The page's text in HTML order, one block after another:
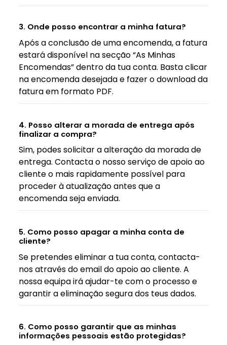
3. Onde posso encontrar a minha fatura?
Após a conclusão de uma encomenda, a fatura
estará disponível na secção “As Minhas
Encomendas” dentro da tua conta. Basta clicar
na encomenda desejada e fazer o download da
fatura em formato PDF.
4. Posso alterar a morada de entrega após
finalizar a compra?
Sim, podes solicitar a alteração da morada de
entrega. Contacta o nosso serviço de apoio ao
cliente o mais rapidamente possível para
proceder à atualização antes que a
encomenda seja enviada.
5. Como posso apagar a minha conta de
cliente?
Se pretendes eliminar a tua conta, contacta-
nos através do email do apoio ao cliente. A
nossa equipa irá ajudar-te com o processo e
garantir a eliminação segura dos teus dados.
6. Como posso garantir que as minhas
informações pessoais estão protegidas?